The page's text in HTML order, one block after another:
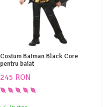
Costum Batman Black Core
pentru baiat
245 RON